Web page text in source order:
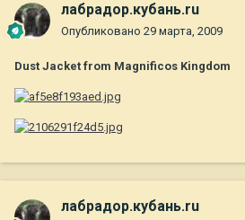
лабрадор.кубань.ru
Опубликовано 29 марта, 2009
Dust Jacket from Magnificos Kingdom
лабрадор.кубань.ru